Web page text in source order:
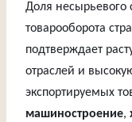
Доля
товарооборота
подтверждает
отраслей и
экспортируемых
машиностроение,